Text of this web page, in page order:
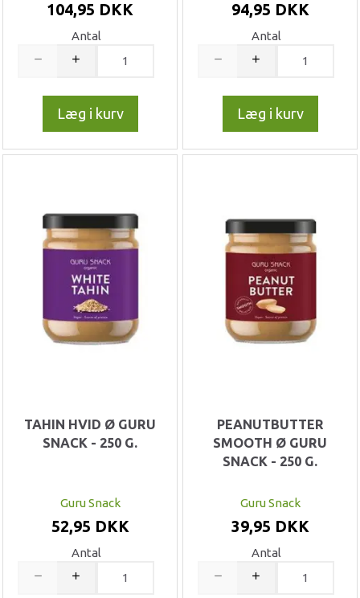
104,95 DKK
Antal
Læg i kurv
94,95 DKK
Antal
Læg i kurv
TAHIN HVID Ø GURU
SNACK - 250 G.
Guru Snack
52,95 DKK
Antal
PEANUTBUTTER
SMOOTH Ø GURU
SNACK - 250 G.
Guru Snack
39,95 DKK
Antal